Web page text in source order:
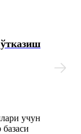
оид
учун